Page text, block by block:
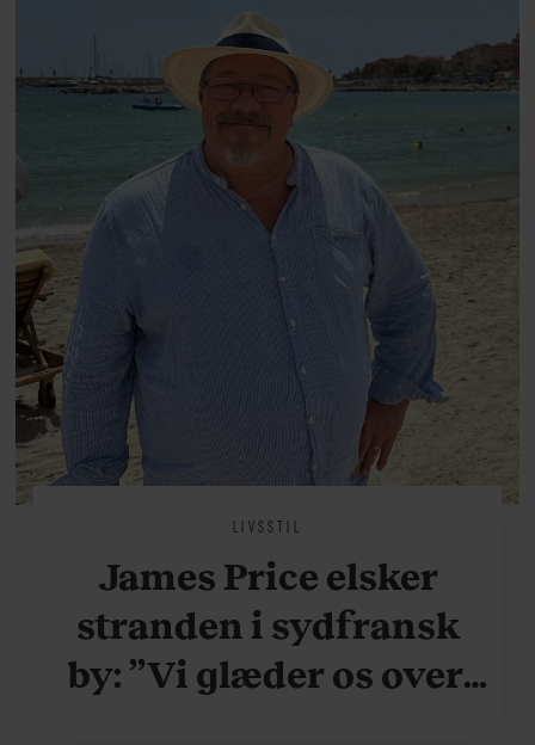
arv, angst, familieliv, frygten for
at miste stemmen og den
livsglæde, han nægter at give slip
på.
LIVSSTIL
James Price elsker
stranden i sydfransk
by: ”Vi glæder os over,